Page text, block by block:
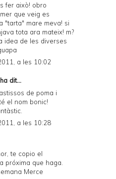
fer això! obro
que veig es
"tarta" mare meva! si
tota ara mateix! m?
idea de les diverses
a les 10:02
ha dit...
de poma i
el nom bonic!
a les 10:28
te copio el
próxima que haga.
Merce